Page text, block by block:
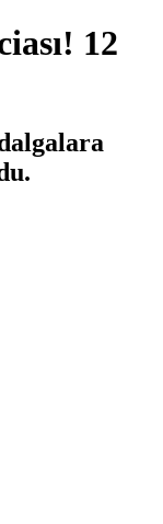
12